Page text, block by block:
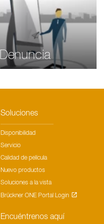
Soluciones
Disponibilidad
Servicio
Calidad de película
Nuevo productos
Soluciones a la vista
Brückner ONE Portal Login
Encuéntrenos aquí